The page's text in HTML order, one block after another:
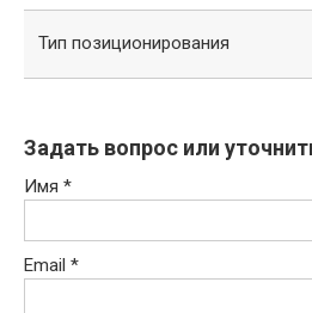
Тип позиционирования
Задать вопрос или
Имя *
Email *